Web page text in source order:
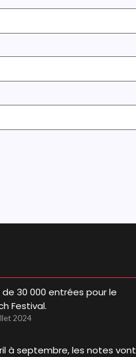
de 30 000 entrées pour le
Festival.
2024
à septembre, les notes vont